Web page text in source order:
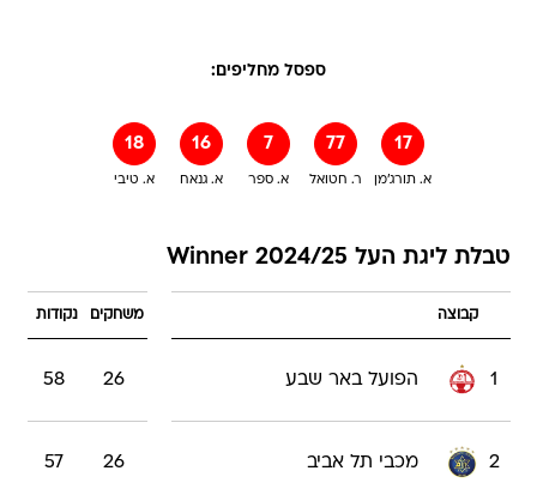
ספסל מחליפים:
18
א. טיבי
16
א. גנאח
7
א. ספר
77
ר. חטואל
17
א. תורג'מן
טבלת ליגת העל Winner 2024/25
קבוצה משחקים נקודות
1 הפועל באר שבע 26
58
2 מכבי תל אביב 26
57